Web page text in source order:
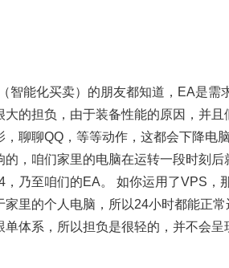
智能化买卖）的朋友都知道，EA是
大的担负，由于装备性能的原因，并
，聊聊QQ，等等动作，这都会下降电
的，咱们家里的电脑在运转一段时刻
，乃至咱们的EA。 如你运用了VPS
家里的个人电脑，所以24小时都能正
单体系，所以担负是很轻的，并不会